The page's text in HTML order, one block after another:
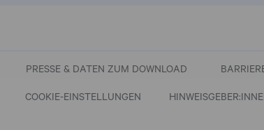
PRESSE & DATEN ZUM DOWNLOAD
COOKIE-EINSTELLUNGEN